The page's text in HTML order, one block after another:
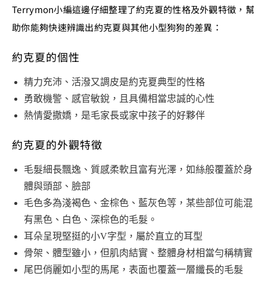
Terrymon小編這邊仔細整理了約克夏的性格及外觀特徵，幫
助你能夠快速辨識出約克夏與其他小型狗狗的差異：
約克夏的個性
精力充沛、活潑又調皮是約克夏典型的性格
勇敢機警、感官敏銳，且具備相當忠誠的心性
熱情愛撒嬌，是毛家長或家中孩子的好夥伴
約克夏的外觀特徵
毛髮細長飄逸、質感柔軟且富有光澤，如絲般覆蓋於身
體與頭部、臉部
毛色多為淺褐色、金棕色、藍灰色等，某些部位可能混
有黑色、白色、深棕色的毛髮。
耳朵呈現堅挺的小V字型，屬於直立的耳型
骨架、體型雖小，但肌肉結實、整體身材相當勻稱精實
尾巴俏麗如小型的馬尾，表面也覆蓋一層纖長的毛髮